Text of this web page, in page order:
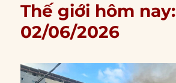
Thế giới hôm nay:
02/06/2026